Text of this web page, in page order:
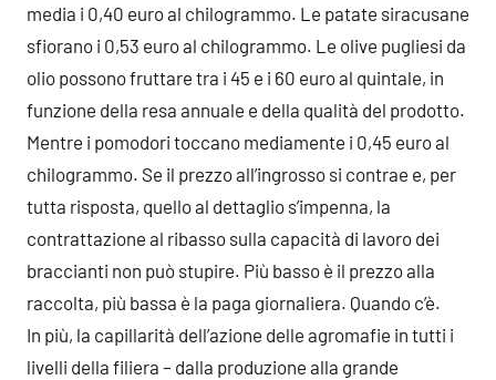
media i 0,40 euro al chilogrammo. Le patate siracusane
sfiorano i 0,53 euro al chilogrammo. Le olive pugliesi da
olio possono fruttare tra i 45 e i 60 euro al quintale, in
funzione della resa annuale e della qualità del prodotto.
Mentre i pomodori toccano mediamente i 0,45 euro al
chilogrammo. Se il prezzo all’ingrosso si contrae e, per
tutta risposta, quello al dettaglio s’impenna, la
contrattazione al ribasso sulla capacità di lavoro dei
braccianti non può stupire. Più basso è il prezzo alla
raccolta, più bassa è la paga giornaliera. Quando c’è.
In più, la capillarità dell’azione delle agromafie in tutti i
livelli della filiera – dalla produzione alla grande